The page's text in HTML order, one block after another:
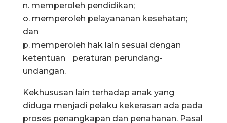
n. memperoleh pendidikan;
o. memperoleh pelayananan kesehatan;
dan
p. memperoleh hak lain sesuai dengan
ketentuan peraturan perundang-
undangan.
Kekhususan lain terhadap anak yang
diduga menjadi pelaku kekerasan ada pada
proses penangkapan dan penahanan. Pasal